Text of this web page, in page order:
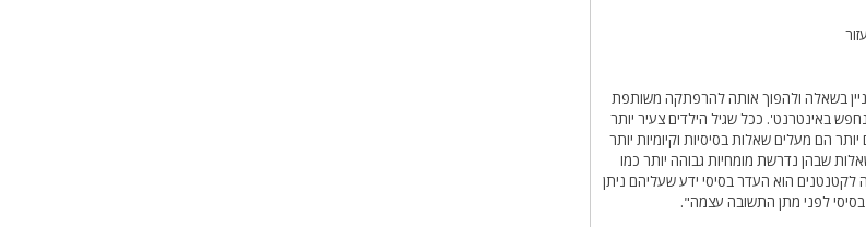
בשאלה ולהפוך אותה להרפתקה משותפת
באינטרנט'. ככל שגיל הילדים צעיר יותר
הם מעלים שאלות בסיסיות וקיומיות יותר
שבהן נדרשת מומחיות גבוהה יותר כמו
הוא העדר בסיסי ידע שעליהם ניתן
לפני מתן התשובה עצמה".